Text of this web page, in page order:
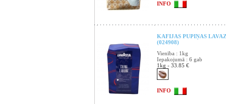
INFO
KAFIJAS PUPIŅAS
(024908)
Vienība : 1kg
Iepakojumā : 6 gab
1kg - 33.85 €
INFO